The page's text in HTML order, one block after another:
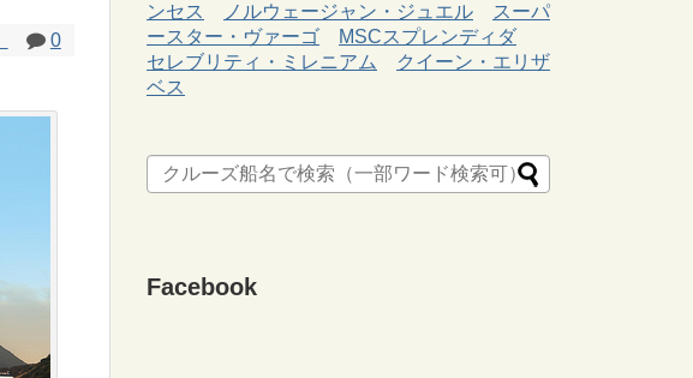
0
ンセス
ノルウェージャン・ジュエル
スーパ
ースター・ヴァーゴ
MSCスプレンディダ
セレブリティ・ミレニアム
クイーン・エリザ
ベス
Facebook